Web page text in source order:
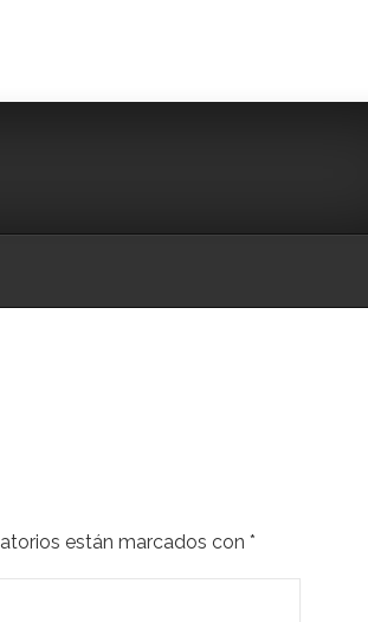
están marcados con *